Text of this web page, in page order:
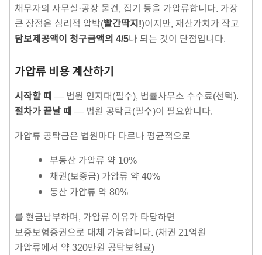
채무자의 사무실·공장 물건, 집기 등을 가압류합니다. 가장
큰 장점은 심리적 압박(빨간딱지!)이지만, 재산가치가 작고
담보제공액이 청구금액의 4/5나 되는 것이 단점입니다.
가압류 비용 계산하기
시작할 때 — 법원 인지대(필수), 법률사무소 수수료(선택).
절차가 끝날 때 — 법원 공탁금(필수)이 필요합니다.
가압류 공탁금은 법원마다 다르나 평균적으로
부동산 가압류 약 10%
채권(보증금) 가압류 약 40%
동산 가압류 약 80%
를 현금납부하며, 가압류 이유가 타당하면
보증보험증권으로 대체 가능합니다. (채권 21억원
가압류에서 약 320만원 공탁보험료)